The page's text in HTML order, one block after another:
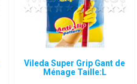
Vileda Super Grip Gant de
Ménage Taille:L